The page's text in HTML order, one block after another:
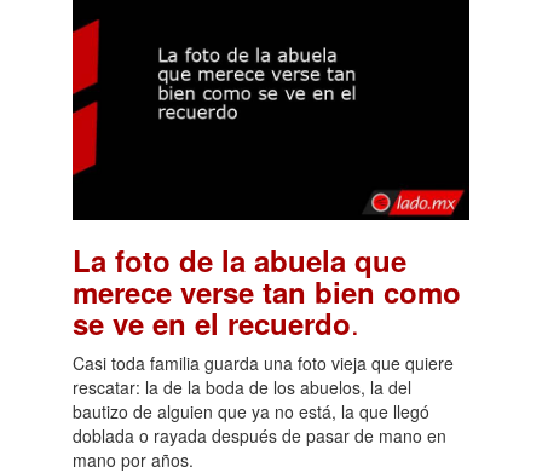
La foto de la abuela que
merece verse tan bien como
se ve en el recuerdo.
Casi toda familia guarda una foto vieja que quiere
rescatar: la de la boda de los abuelos, la del
bautizo de alguien que ya no está, la que llegó
doblada o rayada después de pasar de mano en
mano por años.